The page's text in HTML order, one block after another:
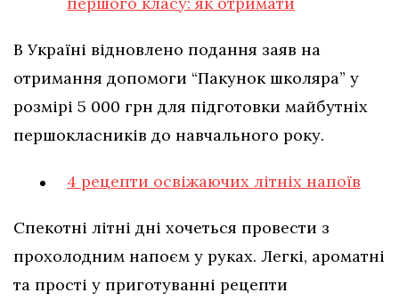
В Україні відновлено подання заяв на
отримання допомоги “Пакунок школяра” у
розмірі 5 000 грн для підготовки майбутніх
першокласників до навчального року.
4 рецепти освіжаючих літніх напоїв
Спекотні літні дні хочеться провести з
прохолодним напоєм у руках. Легкі, ароматні
та прості у приготуванні рецепти